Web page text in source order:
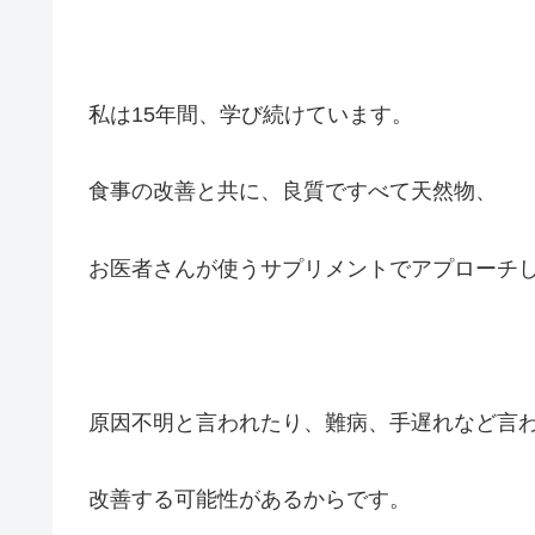
私は15年間、学び続けています。
食事の改善と共に、良質ですべて天然物、
お医者さんが使うサプリメントでアプローチし
原因不明と言われたり、難病、手遅れなど言
改善する可能性があるからです。